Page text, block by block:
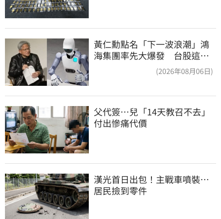
黃仁勳點名「下一波浪潮」鴻
海集團率先大爆發 台股這族
(2026年08月06日)
父代簽…兒「14天教召不去」
付出慘痛代價
漢光首日出包！主戰車噴裝…
居民撿到零件